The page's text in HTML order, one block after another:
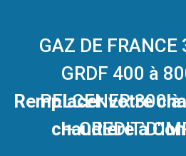
Remplacer votre
chaudière à
GAZ DE FRANCE
GRDF 400 à
PELCENER 300
+ CREDIT